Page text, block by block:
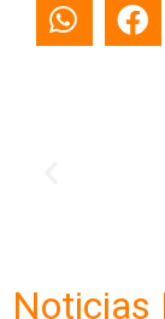
Noticias